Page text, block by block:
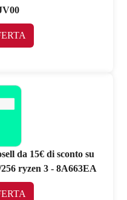
da 15€ di sconto su
ryzen 3 - 8A663EA